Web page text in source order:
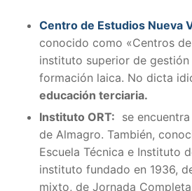
Centro de Estudios Nueva
conocido como «Centros
instituto superior de
formación laica. No dicta
educación terciaria.
Instituto ORT: se
de Almagro. También,
Escuela Técnica e Instituto
instituto fundado en 1936,
mixto, de Jornada